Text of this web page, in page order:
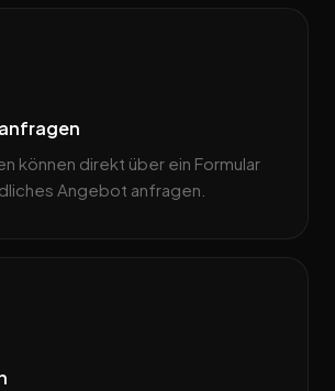
können direkt über ein Formular
Angebot anfragen.